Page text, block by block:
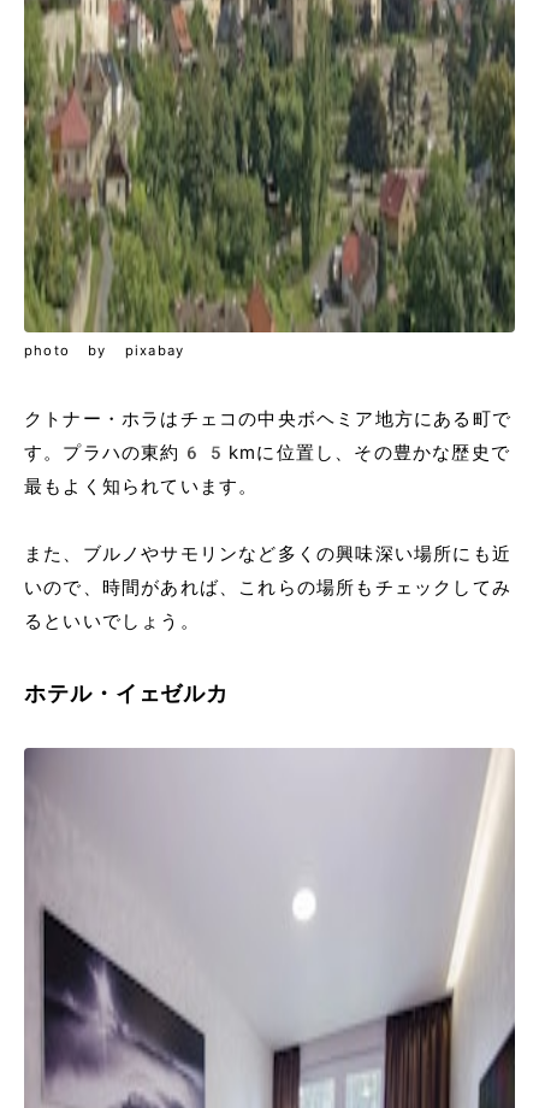
photo by pixabay
クトナー・ホラはチェコの中央ボヘミア地方にある町で
す。プラハの東約65kmに位置し、その豊かな歴史で
最もよく知られています。
また、ブルノやサモリンなど多くの興味深い場所にも近
いので、時間があれば、これらの場所もチェックしてみ
るといいでしょう。
ホテル・イェゼルカ